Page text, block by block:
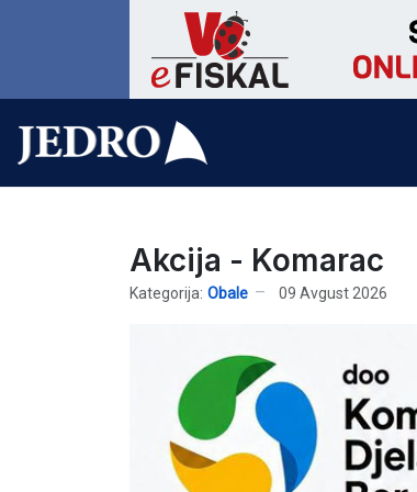
Akcija - Komarac
Kategorija: Obale 09 Avgust 2026